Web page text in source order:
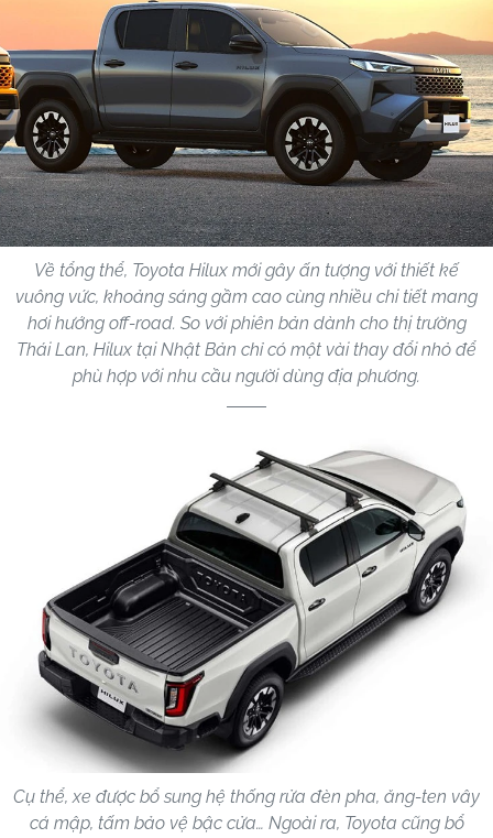
Về tổng thể, Toyota Hilux mới gây ấn tượng với thiết kế
vuông vức, khoảng sáng gầm cao cùng nhiều chi tiết mang
hơi hướng off-road. So với phiên bản dành cho thị trường
Thái Lan, Hilux tại Nhật Bản chỉ có một vài thay đổi nhỏ để
phù hợp với nhu cầu người dùng địa phương.
Cụ thể, xe được bổ sung hệ thống rửa đèn pha, ăng-ten vây
cá mập, tấm bảo vệ bậc cửa… Ngoài ra, Toyota cũng bổ